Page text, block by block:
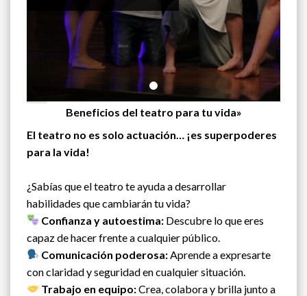
Beneficios del teatro para tu vida»
El teatro no es solo actuación… ¡es superpoderes
para la vida!
¿Sabías que el teatro te ayuda a desarrollar
habilidades que cambiarán tu vida?
Confianza y autoestima: Descubre lo que eres
capaz de hacer frente a cualquier público.
Comunicación poderosa: Aprende a expresarte
con claridad y seguridad en cualquier situación.
Trabajo en equipo:Crea, colabora y brilla junto a